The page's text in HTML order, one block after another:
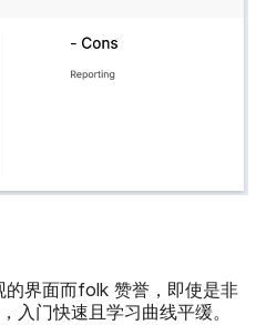
的界面而folk 赞誉，即使是非
入门快速且学习曲线平缓。